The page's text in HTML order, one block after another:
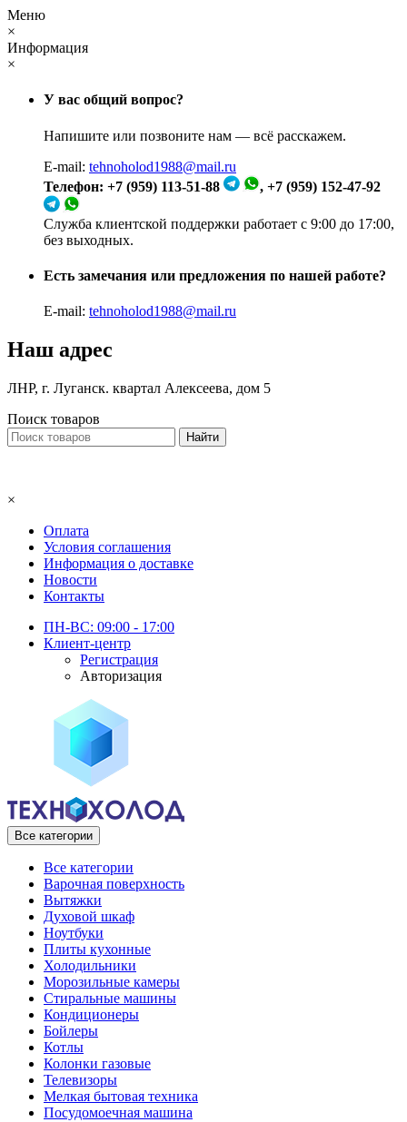
Меню
×
Информация
×
У вас общий вопрос?
Напишите или позвоните нам — всё расскажем.
E-mail: tehnoholod1988@mail.ru
Телефон: +7 (959) 113-51-88
, +7 (959) 152-47-92
Служба клиентской поддержки работает с 9:00 до 17:00,
без выходных.
Есть замечания или предложения по нашей работе?
E-mail: tehnoholod1988@mail.ru
Наш адрес
ЛНР, г. Луганск. квартал Алексеева, дом 5
Поиск товаров
×
Оплата
Условия соглашения
Информация о доставке
Новости
Контакты
ПН-ВС: 09:00 - 17:00
Клиент-центр
Регистрация
Авторизация
Все категории
Все категории
Варочная поверхность
Вытяжки
Духовой шкаф
Ноутбуки
Плиты кухонные
Холодильники
Морозильные камеры
Стиральные машины
Кондиционеры
Бойлеры
Котлы
Колонки газовые
Телевизоры
Мелкая бытовая техника
Посудомоечная машина